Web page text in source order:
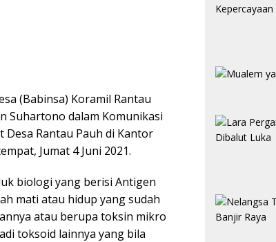
(Babinsa) Koramil Rantau
Suhartono dalam Komunikasi
Desa Rantau Pauh di Kantor
Jumat 4 Juni 2021.
biologi yang berisi Antigen
mati atau hidup yang sudah
atau berupa toksin mikro
toksoid lainnya yang bila